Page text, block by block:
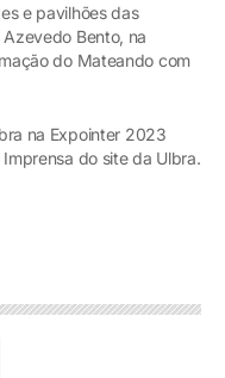
e pavilhões das
Bento, na
do Mateando com
na Expointer 2023
do site da Ulbra.